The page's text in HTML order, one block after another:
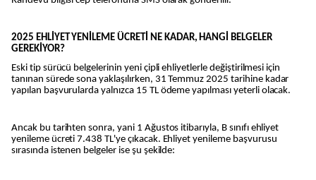
2025 EHLİYET YENİLEME ÜCRETİ NE KADAR, HANGİ BELGELER
GEREKİYOR?
Eski tip sürücü belgelerinin yeni çipli ehliyetlerle değiştirilmesi için
tanınan sürede sona yaklaşılırken, 31 Temmuz 2025 tarihine kadar
yapılan başvurularda yalnızca 15 TL ödeme yapılması yeterli olacak.
Ancak bu tarihten sonra, yani 1 Ağustos itibarıyla, B sınıfı ehliyet
yenileme ücreti 7.438 TL'ye çıkacak. Ehliyet yenileme başvurusu
sırasında istenen belgeler ise şu şekilde: